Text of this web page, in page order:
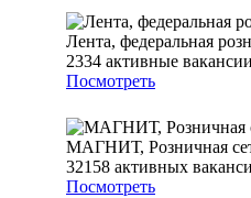
Лента, федеральная
2334 активные вакансии
Посмотреть
МАГНИТ, Розничная
32158 активных
Посмотреть